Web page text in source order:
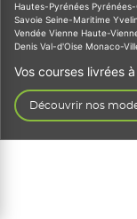
Hautes-Pyrénées
Savoie Seine-Maritime
Vendée Vienne Haute-
Denis Val-d'Oise Monaco-
Vos courses livrées
Découvrir nos